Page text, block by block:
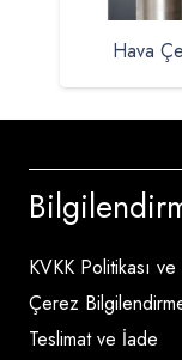
Hava
KVKK Politikası
Çerez
Teslimat ve İade